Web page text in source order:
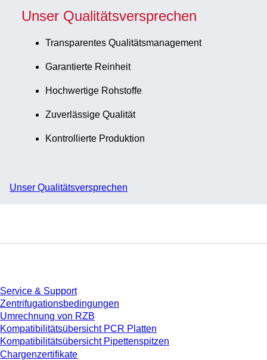
Unser Qualitätsversprechen
Transparentes Qualitätsmanagement
Garantierte Reinheit
Hochwertige Rohstoffe
Zuverlässige Qualität
Kontrollierte Produktion
Unser Qualitätsversprechen
Service & Support
Zentrifugationsbedingungen
Umrechnung von RZB
Kompatibilitätsübersicht PCR Platten
Kompatibilitätsübersicht Pipettenspitzen
Chargenzertifikate